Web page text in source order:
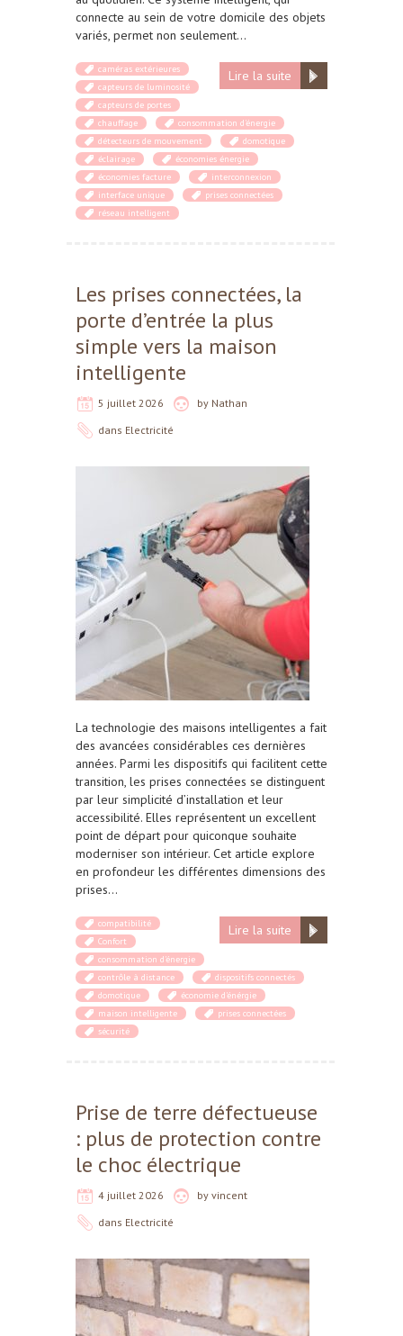
connecte au sein de votre domicile des objets
variés, permet non seulement…
Lire la suite
caméras extérieures
capteurs de luminosité
capteurs de portes
chauffage
consommation d'énergie
détecteurs de mouvement
domotique
éclairage
économies énergie
économies facture
interconnexion
interface unique
prises connectées
réseau intelligent
Les prises connectées, la
porte d’entrée la plus
simple vers la maison
intelligente
5 juillet 2026 by Nathan
dans Electricité
La technologie des maisons intelligentes a fait
des avancées considérables ces dernières
années. Parmi les dispositifs qui facilitent cette
transition, les prises connectées se distinguent
par leur simplicité d’installation et leur
accessibilité. Elles représentent un excellent
point de départ pour quiconque souhaite
moderniser son intérieur. Cet article explore
en profondeur les différentes dimensions des
prises…
Lire la suite
compatibilité
Confort
consommation d'énergie
contrôle à distance
dispositifs connectés
domotique
économie d'énérgie
maison intelligente
prises connectées
sécurité
Prise de terre défectueuse
: plus de protection contre
le choc électrique
4 juillet 2026 by vincent
dans Electricité